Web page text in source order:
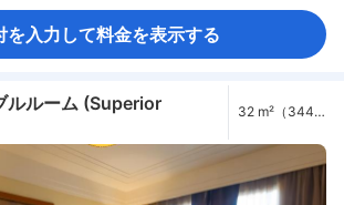
を入力して料金を表示する
ルーム (Superior
32 m²（344